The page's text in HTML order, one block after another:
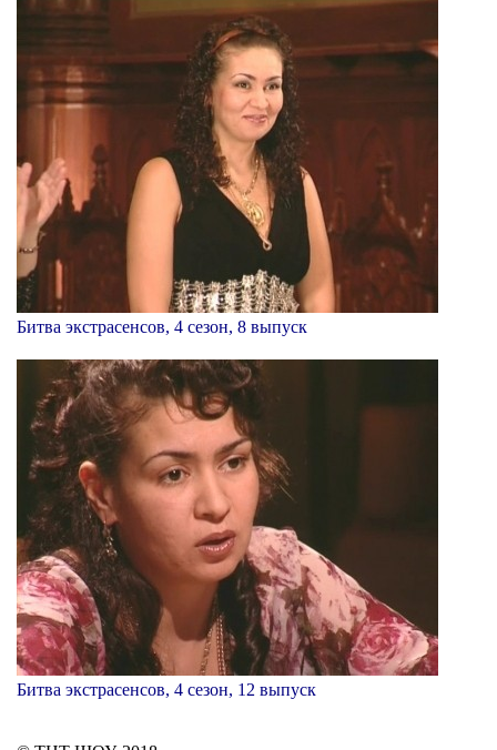
Битва экстрасенсов, 4 сезон, 8 выпуск
Битва экстрасенсов, 4 сезон, 12 выпуск